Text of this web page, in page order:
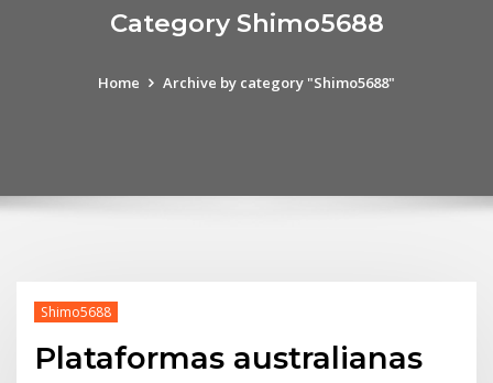
Category Shimo5688
Home Archive by category "Shimo5688"
Shimo5688
Plataformas australianas